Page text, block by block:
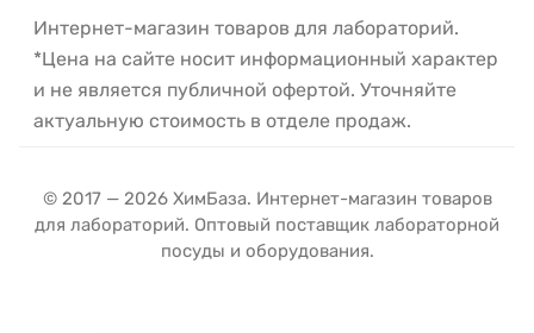
Интернет-магазин товаров для лабораторий.
*Цена на сайте носит информационный характер
и не является публичной офертой. Уточняйте
актуальную стоимость в отделе продаж.
© 2017 — 2026 ХимБаза. Интернет-магазин товаров
для лабораторий. Оптовый поставщик лабораторной
посуды и оборудования.